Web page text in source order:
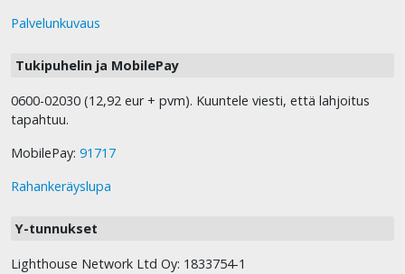
Palvelunkuvaus
Tukipuhelin ja MobilePay
0600-02030 (12,92 eur + pvm). Kuuntele viesti, että lahjoitus
tapahtuu.
MobilePay: 91717
Rahankeräyslupa
Y-tunnukset
Lighthouse Network Ltd Oy: 1833754-1